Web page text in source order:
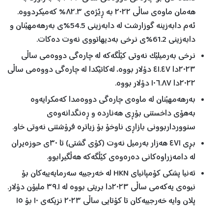
هەمان ماوەی ساڵی ٢٠٢٢ بە ڕێژەی ٨٢.٣% کەمیکردووە.
ئەم دابەزینە گوزارشت لە دابەزینی 54.5%ی بەرهەمهێنان و
دابەزینی 61.2%ی نرخی بەدیهاتووی نەوت دەکات.
نرخی بەرمیلێک نەوتی کێڵگەکە لە چارەگی دووەمی ساڵی
٢٠٢٣دا ٤١.٤٧ دۆلار بووە، لەکاتێکدا لە چارەگی دووەمی ساڵی
٢٠٢٢دا ١٠٦.٨٧ دۆلار بووە.
بەرهەمهێنان لە ماوەی چارەگی دووەمدا کەمکرایەوە
بەهۆی داخستنی بۆڕی هەناردە و ڕەنگدانەوەی
سنوورداربوونی بازاڕی ناوخۆ بۆ زیاترە فرۆشتنی نەوتی خاو.
بڕی ٤٧١ هەزار بەرمیل نەوت (کۆی گشتی) تا ٣٠ی حوزەیران
لە دامەزراوەکانی دەرەوەی کێڵگەکە هەڵگیرابوو.
تەنیا پشکی کۆمپانیای HKN لە خەرجییە سەرمایەییەکان بۆ
نیوەی یەکەمی ساڵی ٢٠٢٣دا بریتی بووە لە ٣٩.١ ملیۆن دۆلار.
پلان وایە خەرجییەکان تا کۆتایی ساڵی ٢٠٢٣ نزیکەی ١٠ بۆ ١٥